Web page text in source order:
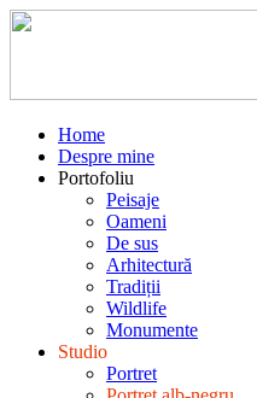
Home
Despre mine
Portofoliu
Peisaje
Oameni
De sus
Arhitectură
Tradiții
Wildlife
Monumente
Studio
Portret